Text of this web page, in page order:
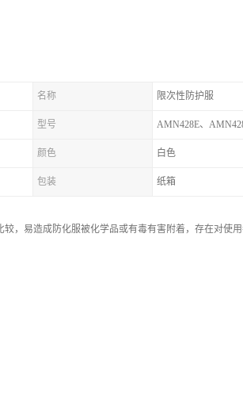
名称 限次性防护服
型号 AMN428E、
颜色 白色
包装 纸箱
，易造成防化服被化学品或有毒有害附着，存在对使